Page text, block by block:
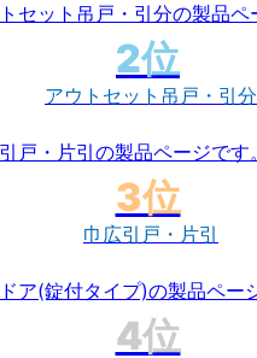
アウトセット吊戸・引分
巾広引戸・片引